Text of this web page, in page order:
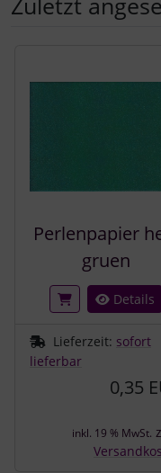
Perlenpapier
gruen
Details
Lieferzeit: sofort
lieferbar
0,35
inkl. 19 % MwSt.